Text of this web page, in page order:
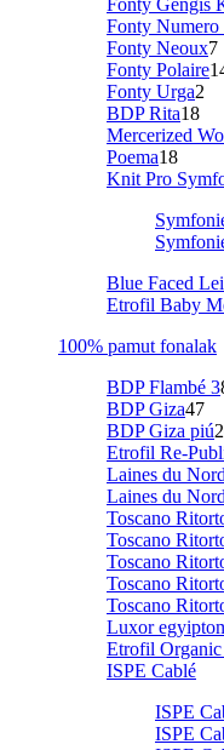
Fonty Gengis
Fonty Numero
Fonty Neoux7
Fonty Polaire
Fonty Urga2
BDP Rita18
Mercerized
Poema18
Knit Pro
Blue Faced
Etrofil Baby
100% pamut fonalak
BDP Flambé 3
BDP Giza47
BDP Giza piú
Etrofil Re-
Laines du
Laines du
Toscano
Toscano
Toscano
Toscano
Toscano
Luxor
Etrofil
ISPE Cablé
ISPE
ISPE